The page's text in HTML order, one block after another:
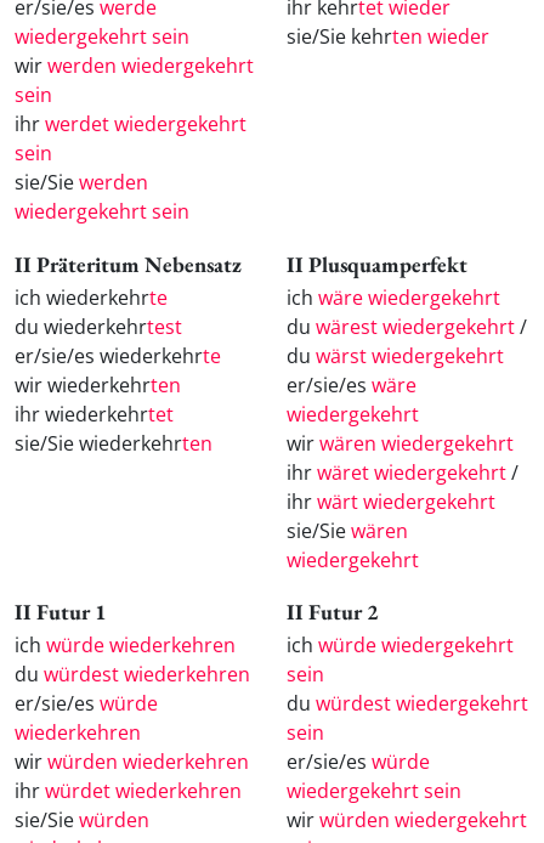
er/sie/es werde
wiedergekehrt sein
wirwerden wiedergekehrt
sein
ihrwerdet wiedergekehrt
sein
sie/Siewerden
wiedergekehrt sein
ihr kehrtet wieder
sie/Sie kehrten wieder
II Präteritum Nebensatz
ich wiederkehrte
du wiederkehrtest
er/sie/es wiederkehrte
wir wiederkehrten
ihr wiederkehrtet
sie/Sie wiederkehrten
II Plusquamperfekt
ich wäre wiedergekehrt
du wärest wiedergekehrt/
du wärst wiedergekehrt
er/sie/es wäre
wiedergekehrt
wirwären wiedergekehrt
ihrwäret wiedergekehrt/
ihrwärt wiedergekehrt
sie/Siewären
wiedergekehrt
II Futur 1
ich würde wiederkehren
du würdest wiederkehren
er/sie/es würde
wiederkehren
wirwürden wiederkehren
ihrwürdet wiederkehren
sie/Siewürden
II Futur 2
ich würde wiedergekehrt
sein
du würdest wiedergekehrt
sein
er/sie/es würde
wiedergekehrt sein
wirwürden wiedergekehrt